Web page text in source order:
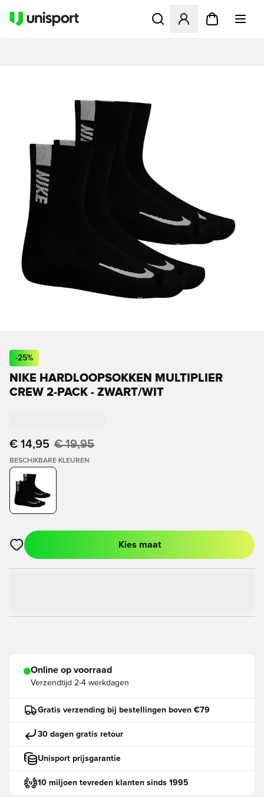
Opent een venster om in
-25%
NIKE HARDLOOPSOKKEN MULTIPLIER
CREW 2-PACK - ZWART/WIT
€ 14,95 € 19,95
BESCHIKBARE KLEUREN
Opent een venster om in te loggen of je aan te melden als lid
Kies maat
Online op voorraad
Verzendtijd 2-4 werkdagen
Gratis verzending bij bestellingen boven €79
30 dagen gratis retour
Unisport prijsgarantie
10 miljoen tevreden klanten sinds 1995